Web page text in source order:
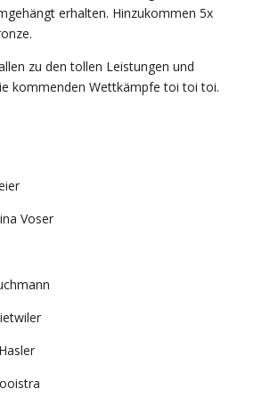
erhalten. Hinzukommen 5x
zu den tollen Leistungen und
kommenden Wettkämpfe toi toi toi.
Voser